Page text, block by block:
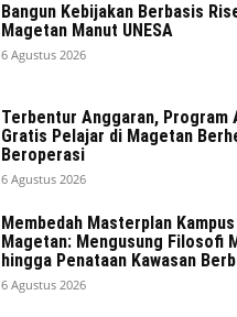
Bangun Kebijakan Berbasis
Magetan Manut UNESA
6 Agustus 2026
Terbentur Anggaran, Program
Gratis Pelajar di Magetan
Beroperasi
6 Agustus 2026
Membedah Masterplan
Magetan: Mengusung Filosofi
hingga Penataan Kawasan
6 Agustus 2026